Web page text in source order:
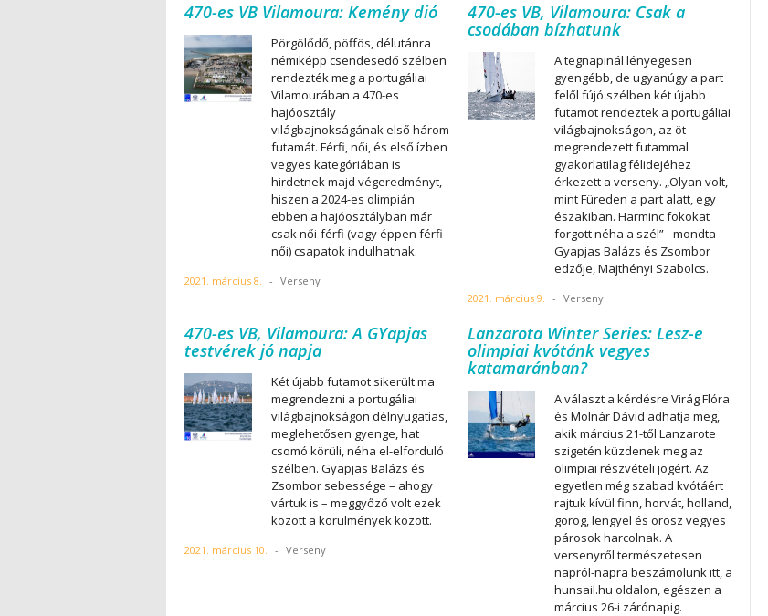
470-es VB Vilamoura: Kemény dió
Pörgölődő, pöffös, délutánra
némiképp csendesedő szélben
rendezték meg a portugáliai
Vilamourában a 470-es
hajóosztály
világbajnokságának első három
futamát. Férfi, női, és első ízben
vegyes kategóriában is
hirdetnek majd végeredményt,
hiszen a 2024-es olimpián
ebben a hajóosztályban már
csak női-férfi (vagy éppen férfi-
női) csapatok indulhatnak.
2021. március 8. - Verseny
470-es VB, Vilamoura: Csak a
csodában bízhatunk
A tegnapinál lényegesen
gyengébb, de ugyanúgy a part
felől fújó szélben két újabb
futamot rendeztek a portugáliai
világbajnokságon, az öt
megrendezett futammal
gyakorlatilag félidejéhez
érkezett a verseny. „Olyan volt,
mint Füreden a part alatt, egy
északiban. Harminc fokokat
forgott néha a szél” - mondta
Gyapjas Balázs és Zsombor
edzője, Majthényi Szabolcs.
2021. március 9. - Verseny
470-es VB, Vilamoura: A GYapjas
testvérek jó napja
Két újabb futamot sikerült ma
megrendezni a portugáliai
világbajnokságon délnyugatias,
meglehetősen gyenge, hat
csomó körüli, néha el-elforduló
szélben. Gyapjas Balázs és
Zsombor sebessége – ahogy
vártuk is – meggyőző volt ezek
között a körülmények között.
2021. március 10. - Verseny
Lanzarota Winter Series: Lesz-e
olimpiai kvótánk vegyes
katamaránban?
A választ a kérdésre Virág Flóra
és Molnár Dávid adhatja meg,
akik március 21-től Lanzarote
szigetén küzdenek meg az
olimpiai részvételi jogért. Az
egyetlen még szabad kvótáért
rajtuk kívül finn, horvát, holland,
görög, lengyel és orosz vegyes
párosok harcolnak. A
versenyről természetesen
napról-napra beszámolunk itt, a
hunsail.hu oldalon, egészen a
március 26-i zárónapig.